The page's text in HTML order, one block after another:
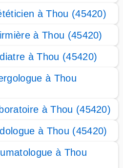
à Thou (45420)
à Thou (45420)
à Thou (45420)
à Thou
à Thou (45420)
à Thou (45420)
à Thou